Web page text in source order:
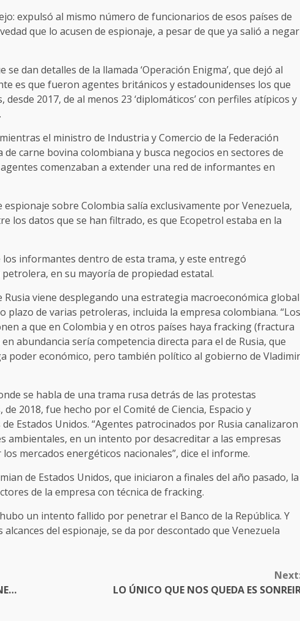
expulsó al mismo número de funcionarios de esos países de
que lo acusen de espionaje, a pesar de que ya salió a negar
dan detalles de la llamada ‘Operación Enigma’, que dejó al
es que fueron agentes británicos y estadounidenses los que
2017, de al menos 23 ‘diplomáticos’ con perfiles atípicos y
el ministro de Industria y Comercio de la Federación
carne bovina colombiana y busca negocios en sectores de
comenzaban a extender una red de informantes en
sobre Colombia salía exclusivamente por Venezuela,
los datos que se han filtrado, es que Ecopetrol estaba en la
informantes dentro de esta trama, y este entregó
en su mayoría de propiedad estatal.
viene desplegando una estrategia macroeconómica global
de varias petroleras, incluida la empresa colombiana. “Los
a que en Colombia y en otros países haya fracking (fractura
abundancia sería competencia directa para el de Rusia, que
poder económico, pero también político al gobierno de Vladimir
se habla de una trama rusa detrás de las protestas
2018, fue hecho por el Comité de Ciencia, Espacio y
Estados Unidos. “Agentes patrocinados por Rusia canalizaron
ambientales, en un intento por desacreditar a las empresas
mercados energéticos nacionales”, dice el informe.
de Estados Unidos, que iniciaron a finales del año pasado, la
de la empresa con técnica de fracking.
un intento fallido por penetrar el Banco de la República. Y
del espionaje, se da por descontado que Venezuela
LO ÚNICO QUE NOS QUEDA ES